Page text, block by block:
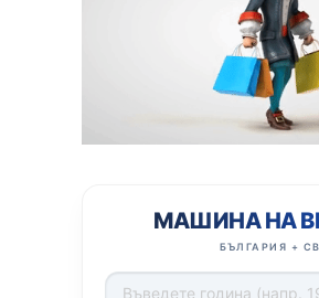
МАШИНА НА
БЪЛГАРИЯ +